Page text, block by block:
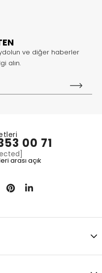
ve diğer haberler
alın.
00 71
arası açık